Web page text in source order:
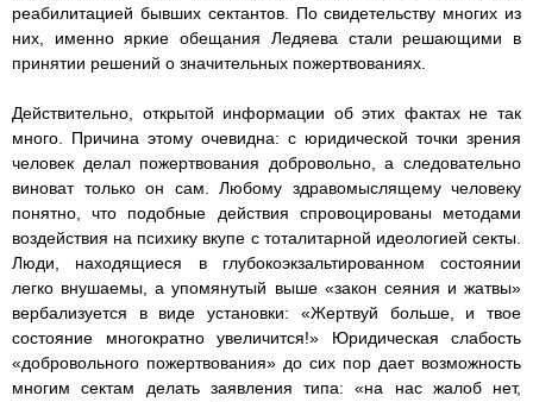
реабилитацией бывших сектантов. По свидетельству многих из
них, именно яркие обещания Ледяева стали решающими в
принятии решений о значительных пожертвованиях.
Действительно, открытой информации об этих фактах не так
много. Причина этому очевидна: с юридической точки зрения
человек делал пожертвования добровольно, а следовательно
виноват только он сам. Любому здравомыслящему человеку
понятно, что подобные действия спровоцированы методами
воздействия на психику вкупе с тоталитарной идеологией секты.
Люди, находящиеся в глубокоэкзальтированном состоянии
легко внушаемы, а упомянутый выше «закон сеяния и жатвы»
вербализуется в виде установки: «Жертвуй больше, и твое
состояние многократно увеличится!» Юридическая слабость
«добровольного пожертвования» до сих пор дает возможность
многим сектам делать заявления типа: «на нас жалоб нет,